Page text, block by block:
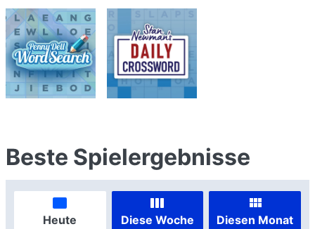
Beste Spielergebnisse
Heute Diese Woche Diesen Monat